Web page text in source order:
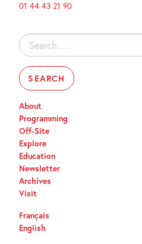
01 44 43 21 90
Search
for:
About
Programming
Off-Site
Explore
Education
Newsletter
Archives
Visit
Français
English